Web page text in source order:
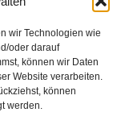
wir Technologien wie
oder darauf
können wir Daten
Website verarbeiten.
können
werden.